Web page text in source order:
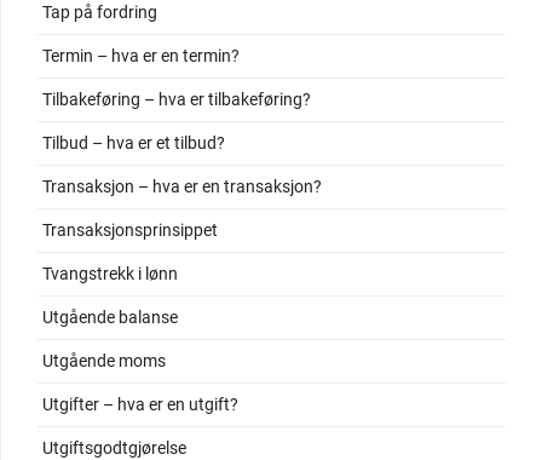
Tap på fordring
Termin – hva er en termin?
Tilbakeføring – hva er tilbakeføring?
Tilbud – hva er et tilbud?
Transaksjon – hva er en transaksjon?
Transaksjonsprinsippet
Tvangstrekk i lønn
Utgående balanse
Utgående moms
Utgifter – hva er en utgift?
Utgiftsgodtgjørelse